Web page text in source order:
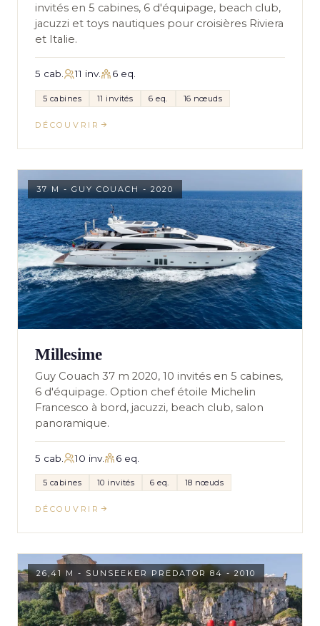
invités en 5 cabines, 6 d'équipage, beach club,
jacuzzi et toys nautiques pour croisières Riviera
et Italie.
5 cab. 11 inv. 6 eq.
5 cabines 11 invités 6 eq. 16 nœuds
DÉCOUVRIR
37 M - GUY COUACH - 2020
Millesime
Guy Couach 37 m 2020, 10 invités en 5 cabines,
6 d'équipage. Option chef étoile Michelin
Francesco à bord, jacuzzi, beach club, salon
panoramique.
5 cab. 10 inv. 6 eq.
5 cabines 10 invités 6 eq. 18 nœuds
DÉCOUVRIR
26,41 M - SUNSEEKER PREDATOR 84 - 2010